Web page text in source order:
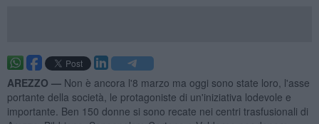
AREZZO — Non è ancora l'8 marzo ma oggi sono state loro, l'asse
portante della società, le protagoniste di un'iniziativa lodevole e
importante. Ben 150 donne si sono recate nei centri trasfusionali di